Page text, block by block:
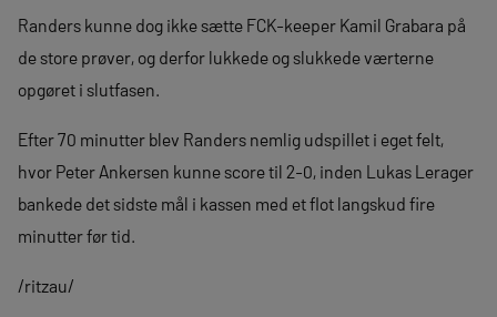
Randers kunne dog ikke sætte FCK-keeper Kamil Grabara på
de store prøver, og derfor lukkede og slukkede værterne
opgøret i slutfasen.
Efter 70 minutter blev Randers nemlig udspillet i eget felt,
hvor Peter Ankersen kunne score til 2-0, inden Lukas Lerager
bankede det sidste mål i kassen med et flot langskud fire
minutter før tid.
/ritzau/